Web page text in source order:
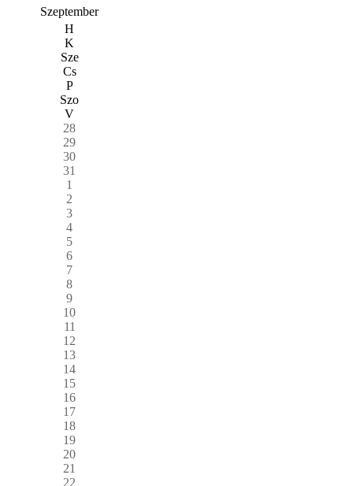
Szeptember
H
K
Sze
Cs
P
Szo
V
28
29
30
31
1
2
3
4
5
6
7
8
9
10
11
12
13
14
15
16
17
18
19
20
21
22